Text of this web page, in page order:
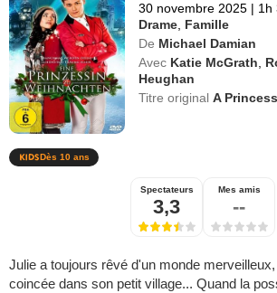
30 novembre 2025 | 1h
Drame Famille
De Michael Damian
Avec Katie McGrath
Heughan
Titre originalA
Dès 10 ans
Spectateurs
3,3
Mes amis
--
Julie a toujours rêvé d'un monde
coincée dans son petit village... Quand la